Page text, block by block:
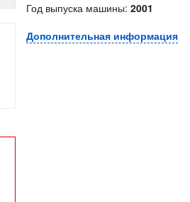
Год выпуска машины: 2001
Дополнительная информация